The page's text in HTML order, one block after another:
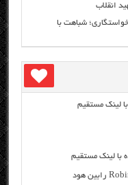
شباهت با
با لینک مستقیم